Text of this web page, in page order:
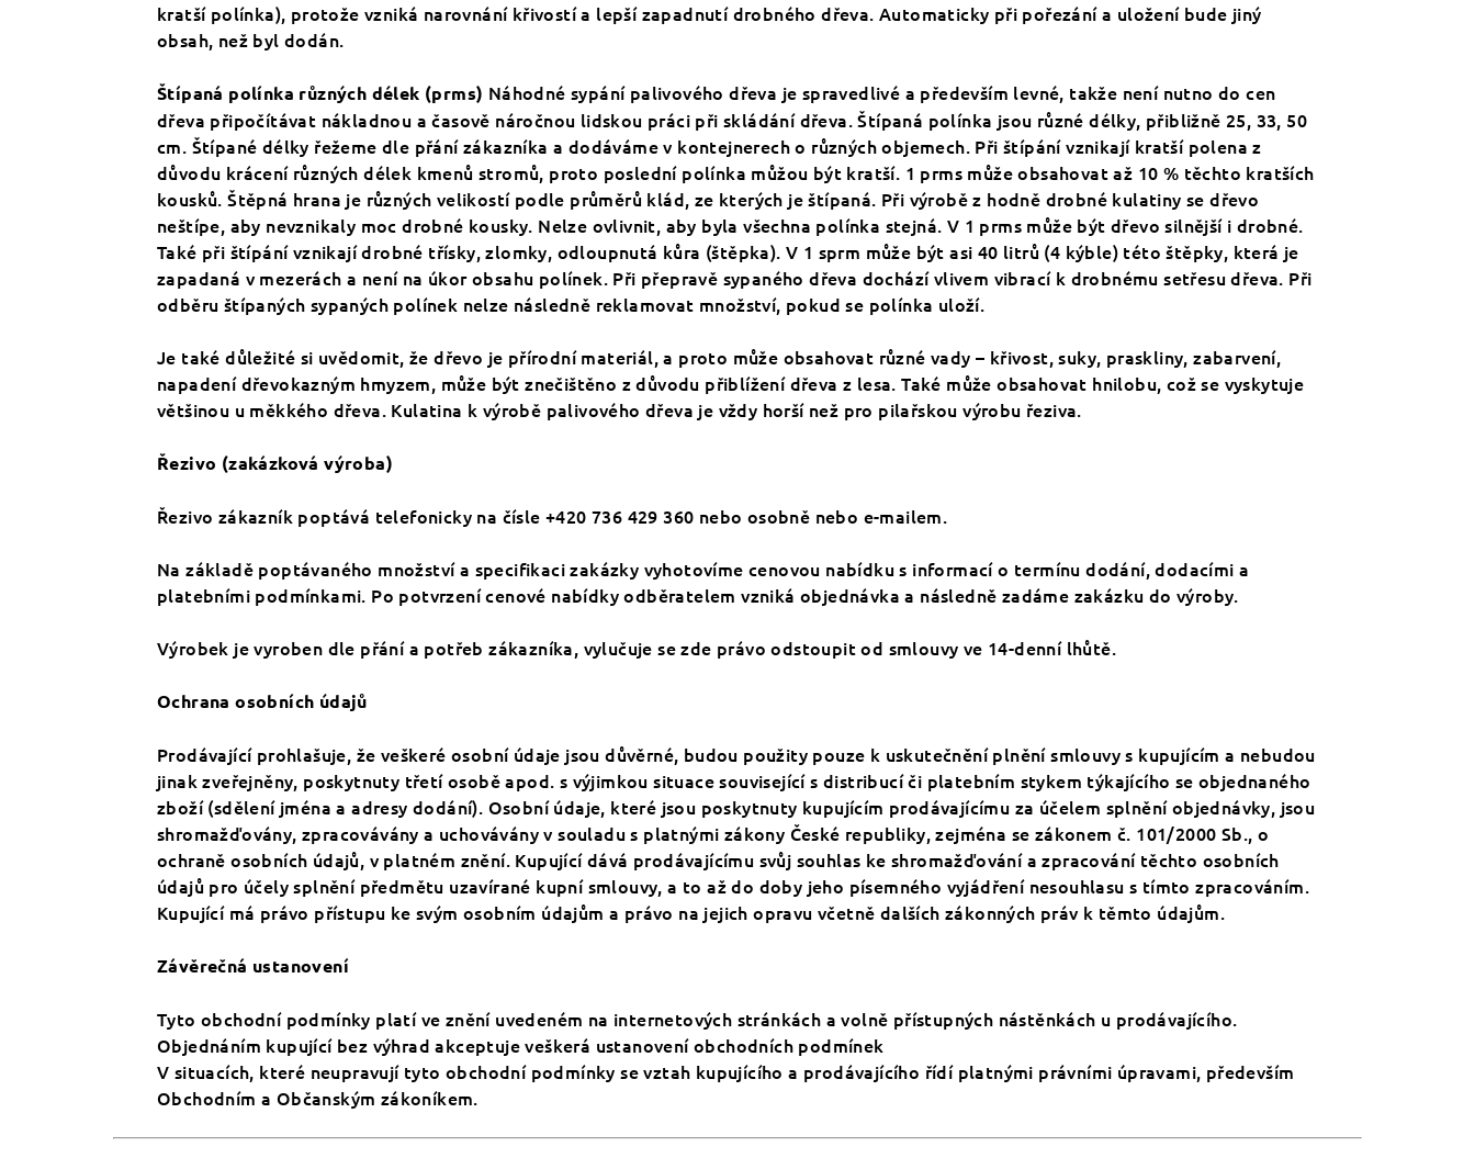
kratší polínka), protože vzniká narovnání křivostí a lepší zapadnutí drobného dřeva. Automaticky při pořezání a uložení bude jiný
obsah, než byl dodán.
Štípaná polínka různých délek (prms) Náhodné sypání palivového dřeva je spravedlivé a především levné, takže není nutno do cen
dřeva připočítávat nákladnou a časově náročnou lidskou práci při skládání dřeva. Štípaná polínka jsou různé délky, přibližně 25, 33, 50
cm. Štípané délky řežeme dle přání zákazníka a dodáváme v kontejnerech o různých objemech. Při štípání vznikají kratší polena z
důvodu krácení různých délek kmenů stromů, proto poslední polínka můžou být kratší. 1 prms může obsahovat až 10 % těchto kratších
kousků. Štěpná hrana je různých velikostí podle průměrů klád, ze kterých je štípaná. Při výrobě z hodně drobné kulatiny se dřevo
neštípe, aby nevznikaly moc drobné kousky. Nelze ovlivnit, aby byla všechna polínka stejná. V 1 prms může být dřevo silnější i drobné.
Také při štípání vznikají drobné třísky, zlomky, odloupnutá kůra (štěpka). V 1 sprm může být asi 40 litrů (4 kýble) této štěpky, která je
zapadaná v mezerách a není na úkor obsahu polínek. Při přepravě sypaného dřeva dochází vlivem vibrací k drobnému setřesu dřeva. Při
odběru štípaných sypaných polínek nelze následně reklamovat množství, pokud se polínka uloží.
Je také důležité si uvědomit, že dřevo je přírodní materiál, a proto může obsahovat různé vady – křivost, suky, praskliny, zabarvení,
napadení dřevokazným hmyzem, může být znečištěno z důvodu přiblížení dřeva z lesa. Také může obsahovat hnilobu, což se vyskytuje
většinou u měkkého dřeva. Kulatina k výrobě palivového dřeva je vždy horší než pro pilařskou výrobu řeziva.
Řezivo (zakázková výroba)
Řezivo zákazník poptává telefonicky na čísle +420 736 429 360 nebo osobně nebo e-mailem.
Na základě poptávaného množství a specifikaci zakázky vyhotovíme cenovou nabídku s informací o termínu dodání, dodacími a
platebními podmínkami. Po potvrzení cenové nabídky odběratelem vzniká objednávka a následně zadáme zakázku do výroby.
Výrobek je vyroben dle přání a potřeb zákazníka, vylučuje se zde právo odstoupit od smlouvy ve 14-denní lhůtě.
Ochrana osobních údajů
Prodávající prohlašuje, že veškeré osobní údaje jsou důvěrné, budou použity pouze k uskutečnění plnění smlouvy s kupujícím a nebudou
jinak zveřejněny, poskytnuty třetí osobě apod. s výjimkou situace související s distribucí či platebním stykem týkajícího se objednaného
zboží (sdělení jména a adresy dodání). Osobní údaje, které jsou poskytnuty kupujícím prodávajícímu za účelem splnění objednávky, jsou
shromažďovány, zpracovávány a uchovávány v souladu s platnými zákony České republiky, zejména se zákonem č. 101/2000 Sb., o
ochraně osobních údajů, v platném znění. Kupující dává prodávajícímu svůj souhlas ke shromažďování a zpracování těchto osobních
údajů pro účely splnění předmětu uzavírané kupní smlouvy, a to až do doby jeho písemného vyjádření nesouhlasu s tímto zpracováním.
Kupující má právo přístupu ke svým osobním údajům a právo na jejich opravu včetně dalších zákonných práv k těmto údajům.
Závěrečná ustanovení
Tyto obchodní podmínky platí ve znění uvedeném na internetových stránkách a volně přístupných nástěnkách u prodávajícího.
Objednáním kupující bez výhrad akceptuje veškerá ustanovení obchodních podmínek
V situacích, které neupravují tyto obchodní podmínky se vztah kupujícího a prodávajícího řídí platnými právními úpravami, především
Obchodním a Občanským zákoníkem.